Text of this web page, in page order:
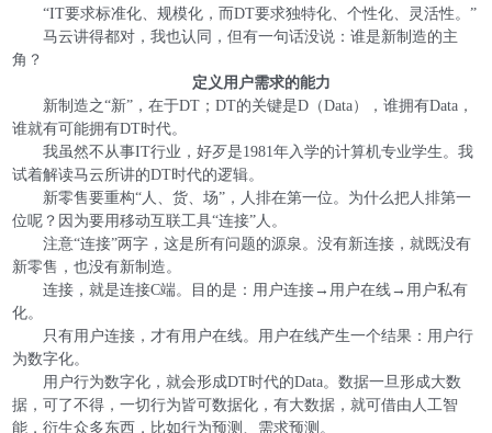
“IT要求标准化、规模化，而DT要求独特化、个性化、灵活性。”
马云讲得都对，我也认同，但有一句话没说：谁是新制造的主
角？
定义用户需求的能力
新制造之“新”，在于DT；DT的关键是D（Data），谁拥有Data，
谁就有可能拥有DT时代。
我虽然不从事IT行业，好歹是1981年入学的计算机专业学生。我
试着解读马云所讲的DT时代的逻辑。
新零售要重构“人、货、场”，人排在第一位。为什么把人排第一
位呢？因为要用移动互联工具“连接”人。
注意“连接”两字，这是所有问题的源泉。没有新连接，就既没有
新零售，也没有新制造。
连接，就是连接C端。目的是：用户连接→用户在线→用户私有
化。
只有用户连接，才有用户在线。用户在线产生一个结果：用户行
为数字化。
用户行为数字化，就会形成DT时代的Data。数据一旦形成大数
据，可了不得，一切行为皆可数据化，有大数据，就可借由人工智
能，衍生众多东西，比如行为预测、需求预测。